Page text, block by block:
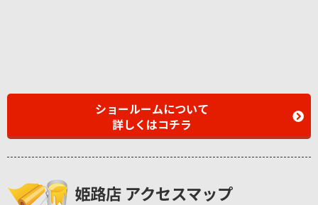
ショールームについて
詳しくはコチラ
姫路店 アクセスマップ